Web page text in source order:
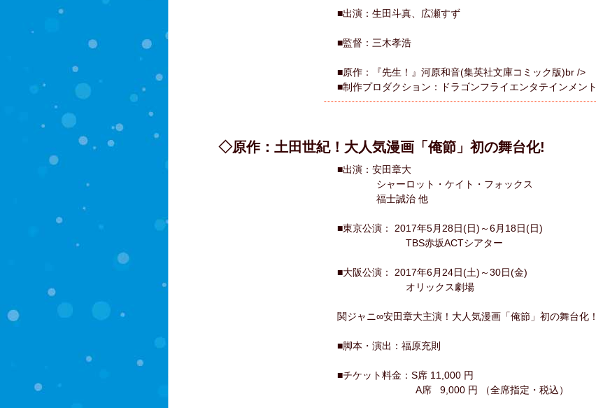
■出演：生田斗真、広瀬すず
■監督：三木孝浩
■原作：『先生！』河原和音(集英社文庫コミック版)br />
■制作プロダクション：ドラゴンフライエンタテインメント
◇原作：土田世紀！大人気漫画「俺節」初の舞台化!
■出演：安田章大
シャーロット・ケイト・フォックス
福士誠治 他
■東京公演： 2017年5月28日(日)～6月18日(日)
TBS赤坂ACTシアター
■大阪公演： 2017年6月24日(土)～30日(金)
オリックス劇場
関ジャニ∞安田章大主演！大人気漫画「俺節」初の舞台化！
■脚本・演出：福原充則
■チケット料金：S席 11,000 円
A席 9,000 円 （全席指定・税込）